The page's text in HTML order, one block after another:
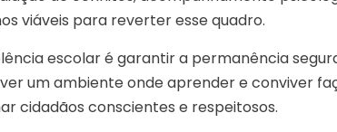
viáveis para reverter esse quadro.
escolar é garantir a permanência
um ambiente onde aprender e conviver
cidadãos conscientes e respeitosos.